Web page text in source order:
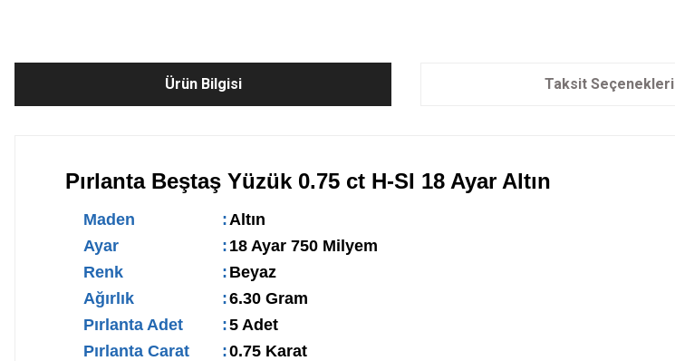
Ürün Bilgisi Taksit Seçenekleri
Pırlanta Beştaş Yüzük 0.75 ct H-SI 18 Ayar Altın
Maden :Altın
Ayar
: 18 Ayar 750 Milyem
Renk
: Beyaz
Ağırlık
:6.30 Gram
Pırlanta Adet
:5 Adet
Pırlanta Carat
:0.75 Karat